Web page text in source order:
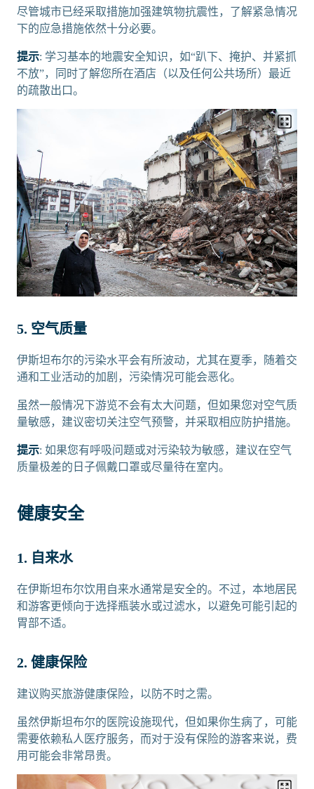
尽管城市已经采取措施加强建筑物抗震性，了解紧急情况
下的应急措施依然十分必要。
提示: 学习基本的地震安全知识，如“趴下、掩护、并紧抓
不放”，同时了解您所在酒店（以及任何公共场所）最近
的疏散出口。
5. 空气质量
伊斯坦布尔的污染水平会有所波动，尤其在夏季，随着交
通和工业活动的加剧，污染情况可能会恶化。
虽然一般情况下游览不会有太大问题，但如果您对空气质
量敏感，建议密切关注空气预警，并采取相应防护措施。
提示: 如果您有呼吸问题或对污染较为敏感，建议在空气
质量极差的日子佩戴口罩或尽量待在室内。
健康安全
1. 自来水
在伊斯坦布尔饮用自来水通常是安全的。不过，本地居民
和游客更倾向于选择瓶装水或过滤水，以避免可能引起的
胃部不适。
2. 健康保险
建议购买旅游健康保险，以防不时之需。
虽然伊斯坦布尔的医院设施现代，但如果你生病了，可能
需要依赖私人医疗服务，而对于没有保险的游客来说，费
用可能会非常昂贵。